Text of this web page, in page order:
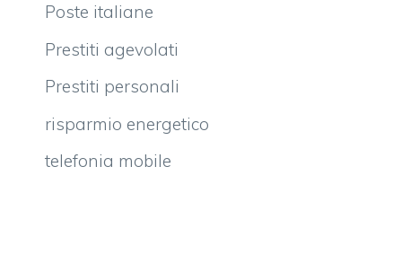
Poste italiane
Prestiti agevolati
Prestiti personali
risparmio energetico
telefonia mobile